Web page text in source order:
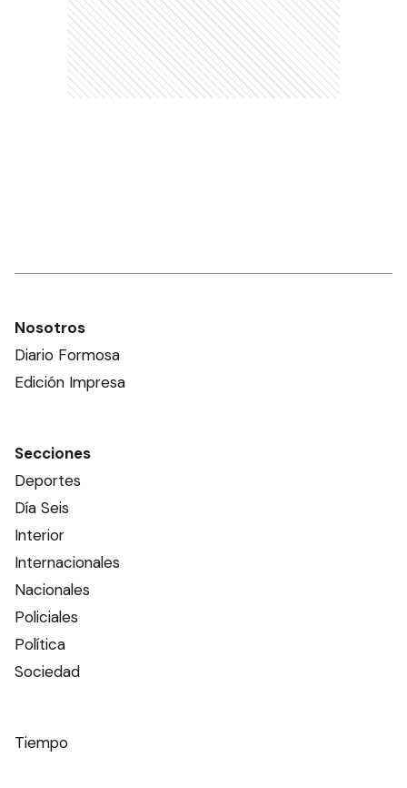
Nosotros
Diario Formosa
Edición Impresa
Secciones
Deportes
Día Seis
Interior
Internacionales
Nacionales
Policiales
Política
Sociedad
Tiempo